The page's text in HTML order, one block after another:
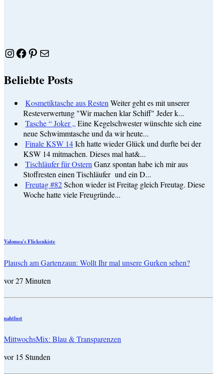
Instagram
Facebook
Pinterest
E-Mail
Beliebte Posts
Kosmetiktasche aus Resten Weiter geht es mit unserer
Resteverwertung "Wir machen klar Schiff" Jeder k...
Tasche “ Joker „ Eine Kegelschwester wünschte sich eine
neue Schwimmtasche und da wir heute...
Finale KSW 14Ich hatte wieder Glück und durfte bei der
KSW 14 mitmachen. Dieses mal hat&...
Tischläufer für Ostern Ganz spontan habe ich mir aus
Stoffresten einen Tischläufer und ein D...
Freutag #82Schon wieder ist Freitag gleich Freutag. Diese
Woche hatte viele Freugründe...
Valomea's Flickenkiste
Plausch am Gartenzaun: Wollt Ihr mal unsere Gurken sehen?
vor 27 Minuten
nahtlust
MittwochsMix: Blau & Transparenzen
vor 15 Stunden